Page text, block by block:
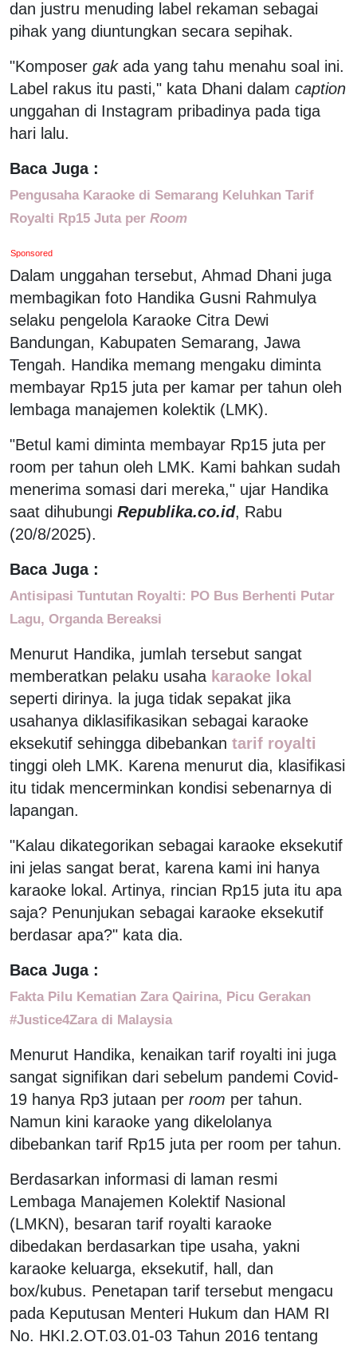
dan justru menuding label rekaman sebagai
pihak yang diuntungkan secara sepihak.
"Komposer gakada yang tahu menahu soal ini.
Label rakus itu pasti," kata Dhani dalam caption
unggahan di Instagram pribadinya pada tiga
hari lalu.
Baca Juga :
Pengusaha Karaoke di Semarang Keluhkan Tarif
Royalti Rp15 Juta per Room
Sponsored
Dalam unggahan tersebut, Ahmad Dhani juga
membagikan foto Handika Gusni Rahmulya
selaku pengelola Karaoke Citra Dewi
Bandungan, Kabupaten Semarang, Jawa
Tengah. Handika memang mengaku diminta
membayar Rp15 juta per kamar per tahun oleh
lembaga manajemen kolektik (LMK).
"Betul kami diminta membayar Rp15 juta per
room per tahun oleh LMK. Kami bahkan sudah
menerima somasi dari mereka," ujar Handika
saat dihubungi Republika.co.id, Rabu
(20/8/2025).
Baca Juga :
Antisipasi Tuntutan Royalti: PO Bus Berhenti Putar
Lagu, Organda Bereaksi
Menurut Handika, jumlah tersebut sangat
memberatkan pelaku usaha karaoke lokal
seperti dirinya. la juga tidak sepakat jika
usahanya diklasifikasikan sebagai karaoke
eksekutif sehingga dibebankan tarif royalti
tinggi oleh LMK. Karena menurut dia, klasifikasi
itu tidak mencerminkan kondisi sebenarnya di
lapangan.
"Kalau dikategorikan sebagai karaoke eksekutif
ini jelas sangat berat, karena kami ini hanya
karaoke lokal. Artinya, rincian Rp15 juta itu apa
saja? Penunjukan sebagai karaoke eksekutif
berdasar apa?" kata dia.
Baca Juga :
Fakta Pilu Kematian Zara Qairina, Picu Gerakan
#Justice4Zara di Malaysia
Menurut Handika, kenaikan tarif royalti ini juga
sangat signifikan dari sebelum pandemi Covid-
19 hanya Rp3 jutaan per room per tahun.
Namun kini karaoke yang dikelolanya
dibebankan tarif Rp15 juta per room per tahun.
Berdasarkan informasi di laman resmi
Lembaga Manajemen Kolektif Nasional
(LMKN), besaran tarif royalti karaoke
dibedakan berdasarkan tipe usaha, yakni
karaoke keluarga, eksekutif, hall, dan
box/kubus. Penetapan tarif tersebut mengacu
pada Keputusan Menteri Hukum dan HAM RI
No. HKI.2.OT.03.01-03 Tahun 2016 tentang